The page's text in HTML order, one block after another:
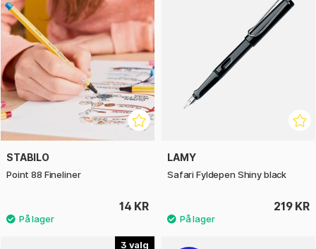
STABILO
Point 88 Fineliner
14 KR
LAMY
Safari Fyldepen Shiny black
219 KR
3